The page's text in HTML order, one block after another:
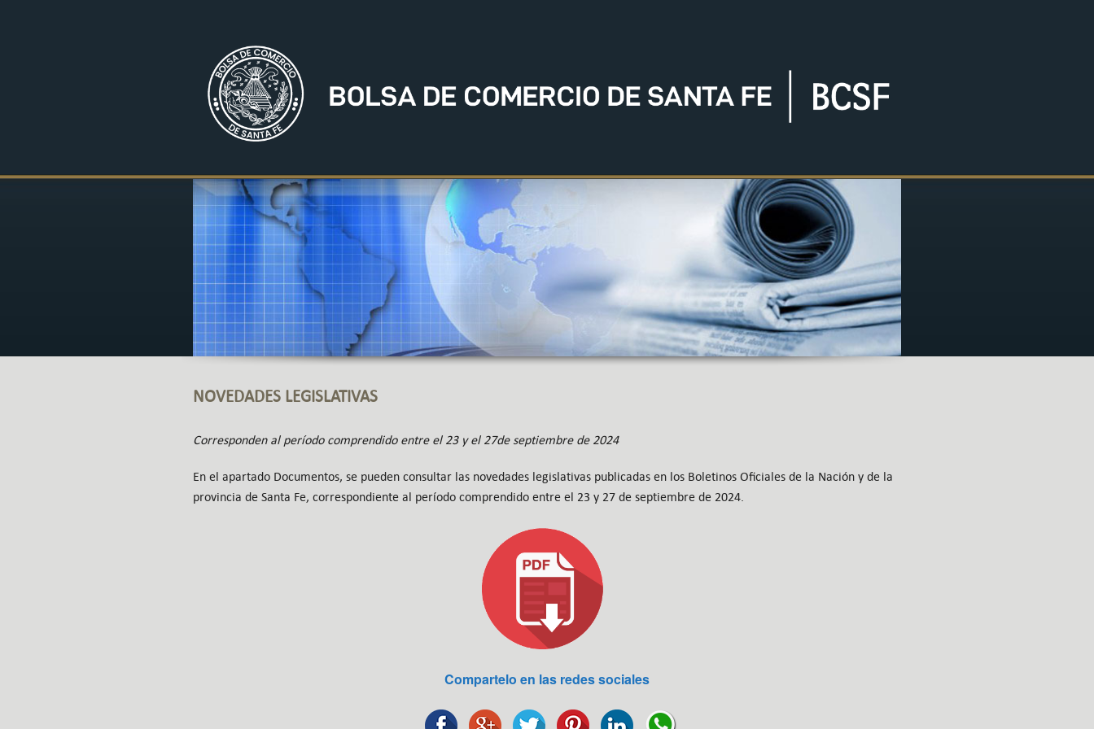
NOVEDADES LEGISLATIVAS
Corresponden al período comprendido entre el 23 y el 27de septiembre de 2024
En el apartado Documentos, se pueden consultar las novedades legislativas publicadas en los Boletinos Oficiales de la Nación y de la
provincia de Santa Fe, correspondiente al período comprendido entre el 23 y 27 de septiembre de 2024.
Compartelo en las redes sociales